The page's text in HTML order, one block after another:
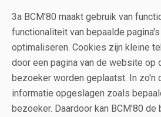
3a BCM'80 maakt gebruik van
functionaliteit van bepaalde
optimaliseren. Cookies zijn kleine
door een pagina van de website op
bezoeker worden geplaatst. In zo'n
informatie opgeslagen zoals
bezoeker. Daardoor kan BCM'80 de